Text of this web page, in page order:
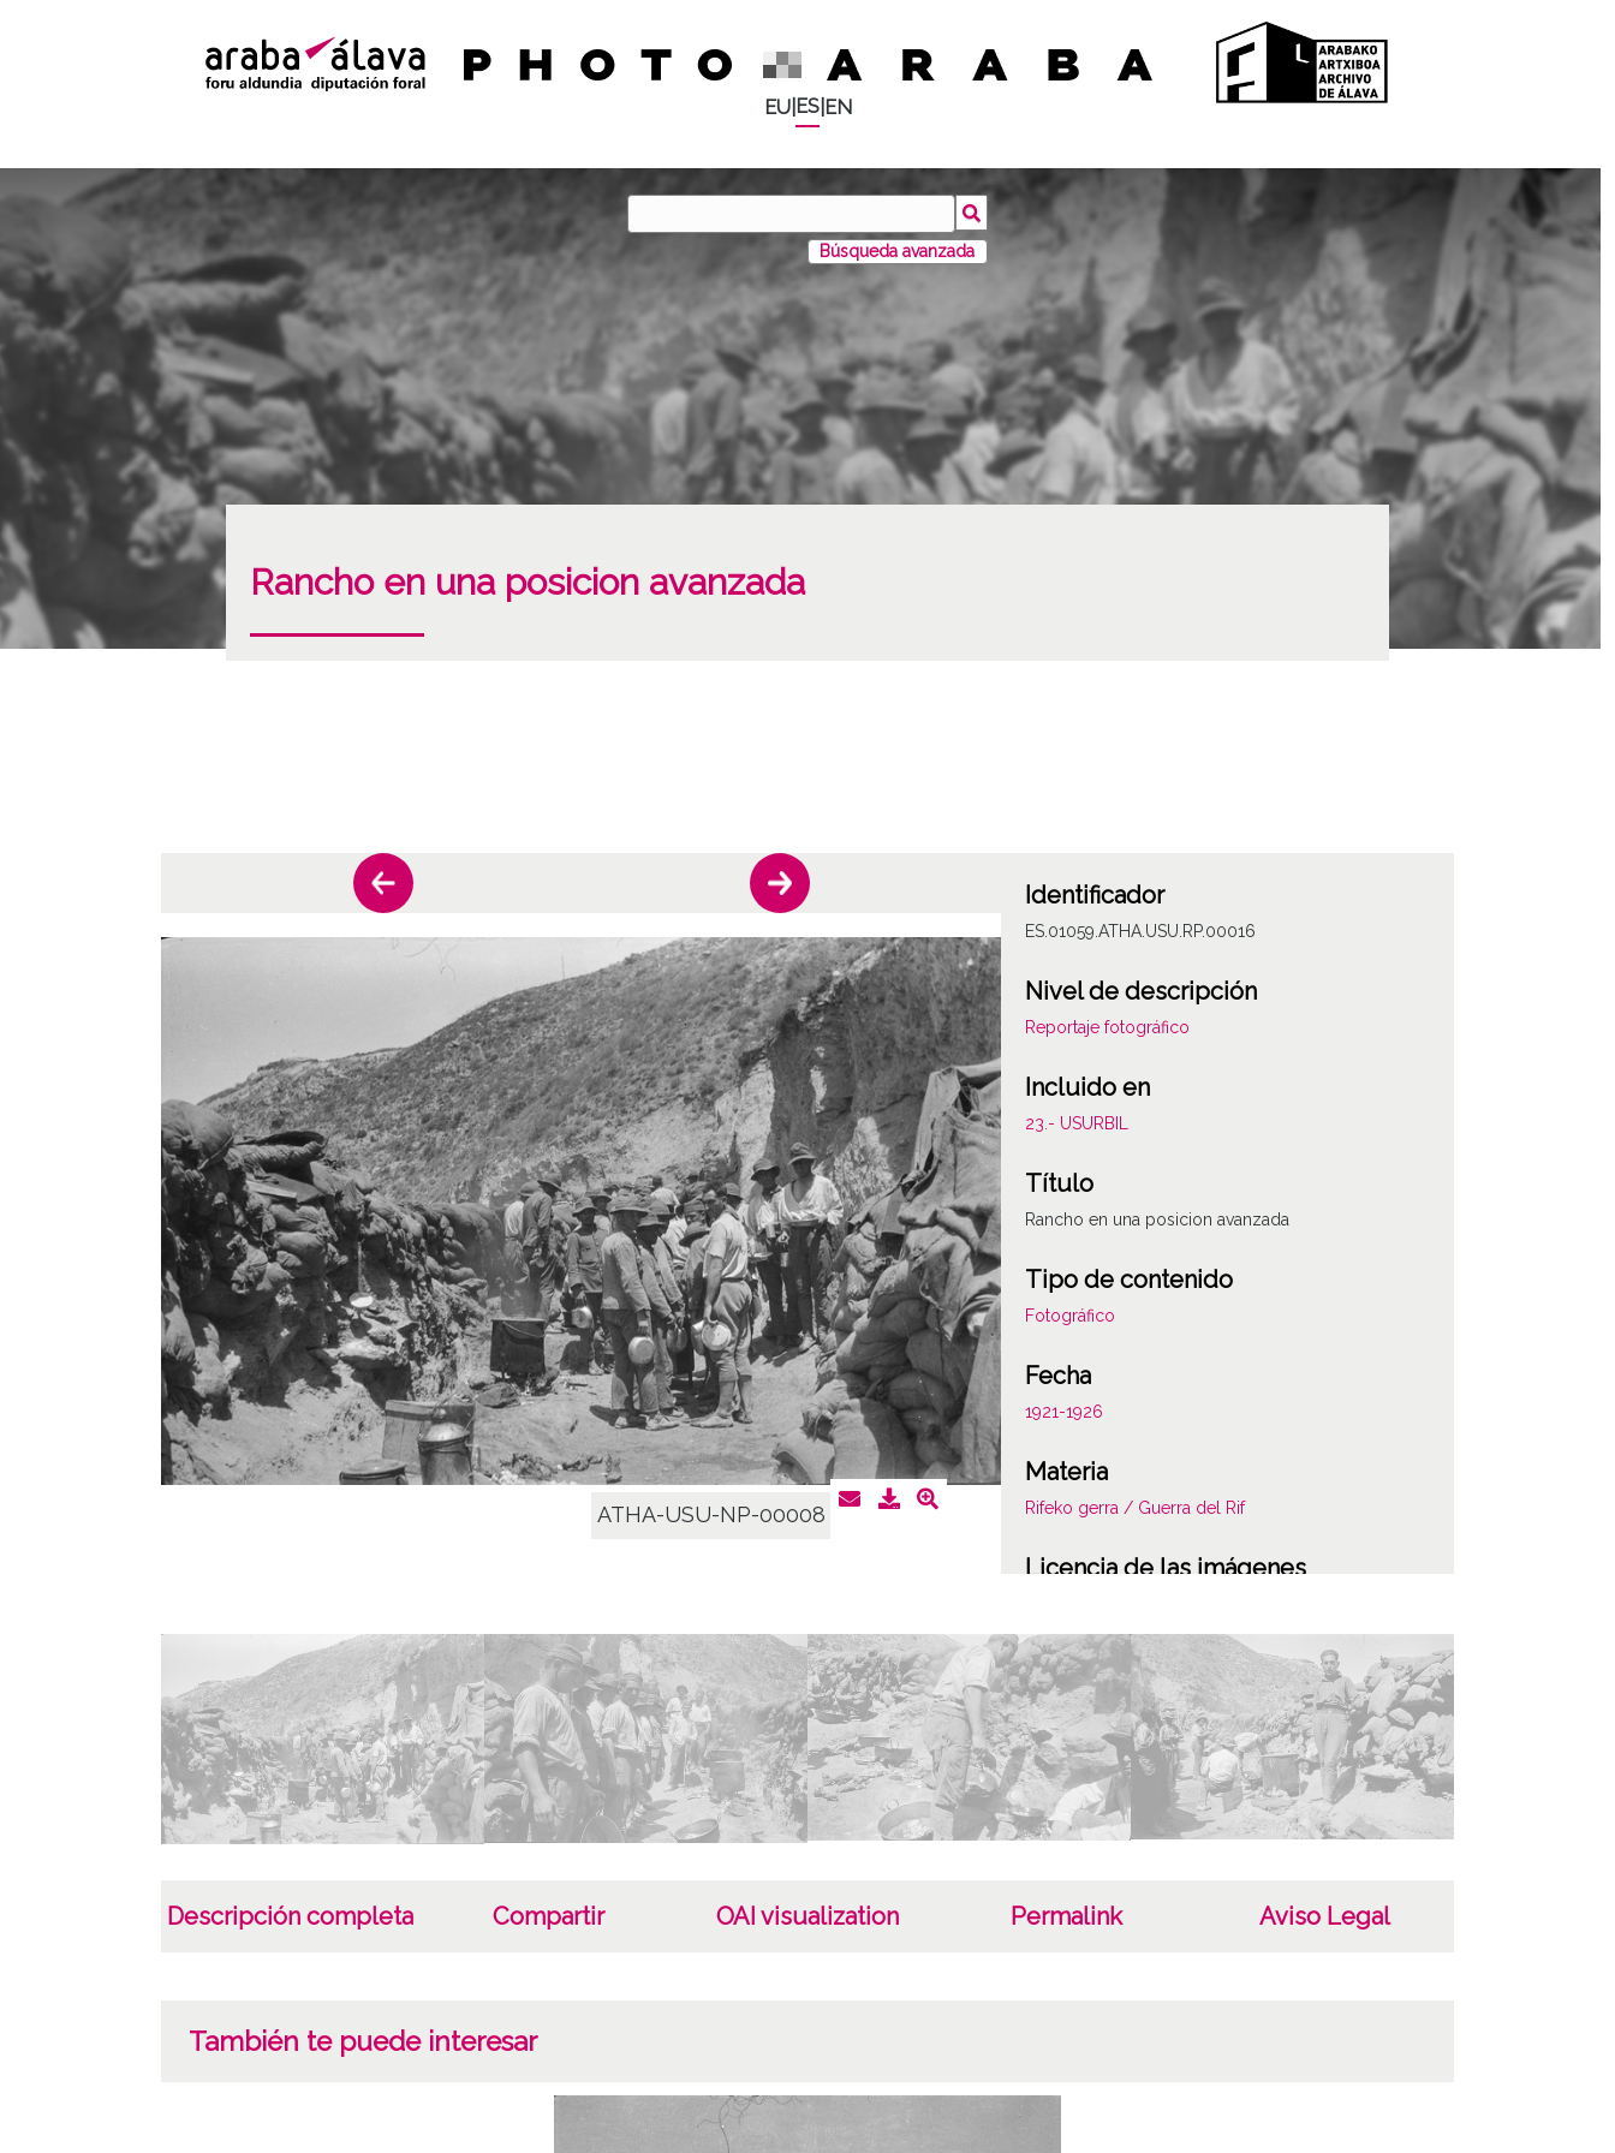
EU| ES| EN
Búsqueda avanzada
Rancho en una posicion avanzada
ATHA-USU-NP-00008
Identificador
ES.01059.ATHA.USU.RP.00016
Nivel de descripción
Reportaje fotográfico
Incluido en
23.- USURBIL
Título
Rancho en una posicion avanzada
Tipo de contenido
Fotográfico
Fecha
1921-1926
Materia
Rifeko gerra / Guerra del Rif
Licencia de las imágenes
Descripción completa Compartir OAI visualization Permalink Aviso Legal
También te puede interesar